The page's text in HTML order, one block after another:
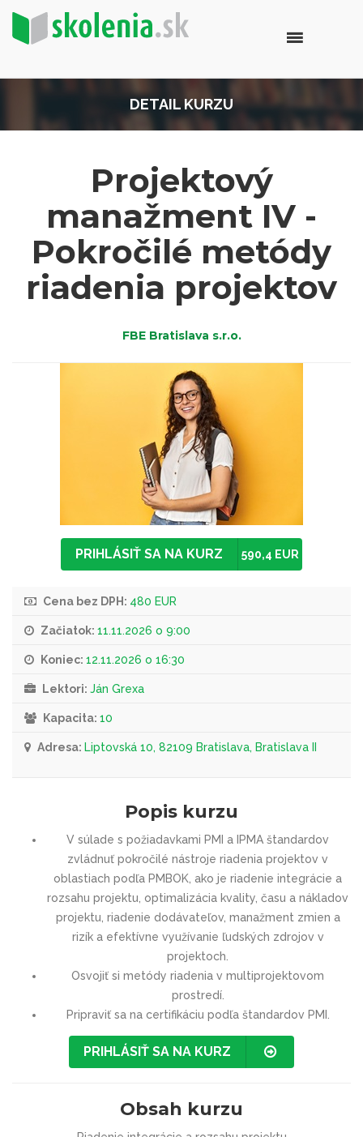
DETAIL KURZU
Projektový
manažment IV -
Pokročilé metódy
riadenia projektov
FBE Bratislava s.r.o.
PRIHLÁSIŤ SA NA KURZ 590,4 EUR
Cena bez DPH: 480 EUR
Začiatok: 11.11.2026 o 9:00
Koniec: 12.11.2026 o 16:30
Lektori: Ján Grexa
Kapacita: 10
Adresa: Liptovská 10, 82109 Bratislava, Bratislava II
Popis kurzu
V súlade s požiadavkami PMI a IPMA štandardov
zvládnuť pokročilé nástroje riadenia projektov v
oblastiach podľa PMBOK, ako je riadenie integrácie a
rozsahu projektu, optimalizácia kvality, času a nákladov
projektu, riadenie dodávateľov, manažment zmien a
rizík a efektívne využívanie ľudských zdrojov v
projektoch.
Osvojiť si metódy riadenia v multiprojektovom
prostredí.
Pripraviť sa na certifikáciu podľa štandardov PMI.
PRIHLÁSIŤ SA NA KURZ
Obsah kurzu